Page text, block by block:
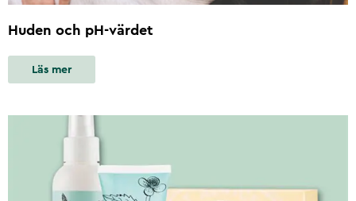
Huden och pH-värdet
Läs mer